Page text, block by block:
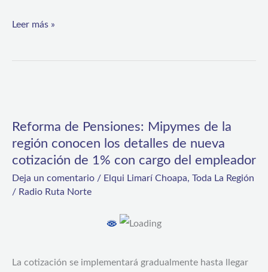
Leer más »
Reforma de Pensiones: Mipymes de la
región conocen los detalles de nueva
cotización de 1% con cargo del empleador
Deja un comentario / Elqui Limarí Choapa, Toda La Región
/ Radio Ruta Norte
La cotización se implementará gradualmente hasta llegar
Pensiones:
Mipymes
la
detalles